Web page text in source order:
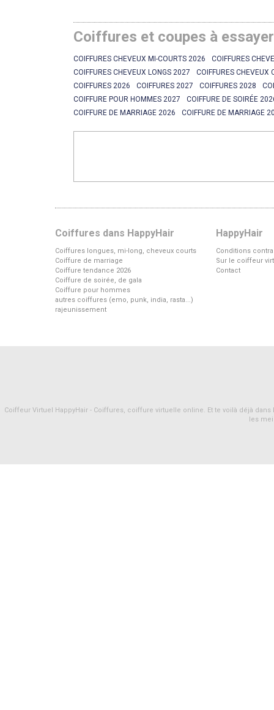
Coiffures et coupes à
COIFFURES CHEVEUX MI-COURTS 2026
COIFFURES
COIFFURES CHEVEUX LONGS 2027
COIFFURES CHEVEUX
COIFFURES 2026
COIFFURES 2027 COIFFURES 2028
COIFFURE POUR HOMMES 2027
COIFFURE DE SOIRÉE
COIFFURE DE MARRIAGE 2026
COIFFURE DE MARRIAGE
Coiffures dans HappyHair
Coiffures longues, mi-long, cheveux courts
Coiffure de marriage
Coiffure tendance 2026
Coiffure de soirée, de gala
Coiffure pour hommes
autres coiffures (emo, punk, india, rasta...)
rajeunissement
HappyHair
Conditions
Sur le coiffeur
Contact
Coiffeur Virtuel HappyHair - Coiffures, coiffure virtuelle online. Et te voilà déjà
les